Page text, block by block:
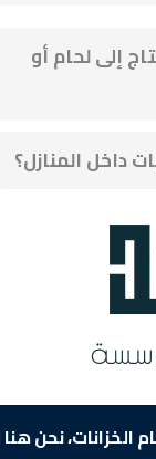
إلى لحام أو
داخل المنازل؟
لحام